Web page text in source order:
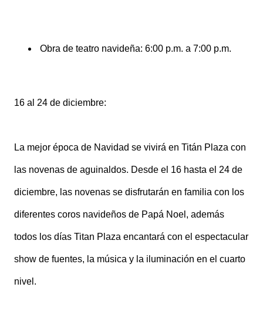
Obra de teatro navideña: 6:00 p.m. a 7:00 p.m.
16 al 24 de diciembre:
La mejor época de Navidad se vivirá en Titán Plaza con
las novenas de aguinaldos. Desde el 16 hasta el 24 de
diciembre, las novenas se disfrutarán en familia con los
diferentes coros navideños de Papá Noel, además
todos los días Titan Plaza encantará con el espectacular
show de fuentes, la música y la iluminación en el cuarto
nivel.